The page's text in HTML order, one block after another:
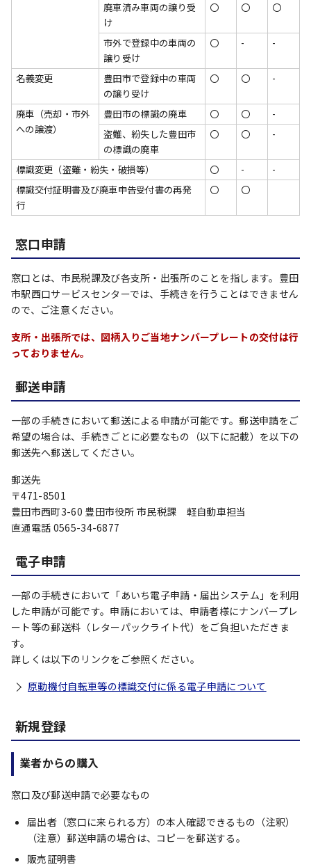
廃車済み車両の譲り受
け
〇 〇 〇
市外で登録中の車両の
譲り受け
〇 - -
名義変更
豊田市で登録中の車両
の譲り受け
〇 〇 -
廃車（売却・市外
への譲渡）
豊田市の標識の廃車 〇 〇
-
盗難、紛失した豊田市
の標識の廃車
〇 〇 -
標識変更（盗難・紛失・破損等） 〇 -
-
標識交付証明書及び廃車申告受付書の再発
行
〇 〇
窓口申請
窓口とは、市民税課及び各支所・出張所のことを指します。豊田
市駅西口サービスセンターでは、手続きを行うことはできません
ので、ご注意ください。
支所・出張所では、図柄入りご当地ナンバープレートの交付は行
っておりません。
郵送申請
一部の手続きにおいて郵送による申請が可能です。郵送申請をご
希望の場合は、手続きごとに必要なもの（以下に記載）を以下の
郵送先へ郵送してください。
郵送先
〒471-8501
豊田市西町3-60 豊田市役所 市民税課 軽自動車担当
直通電話 0565-34-6877
電子申請
一部の手続きにおいて「あいち電子申請・届出システム」を利用
した申請が可能です。申請においては、申請者様にナンバープレ
ート等の郵送料（レターパックライト代）をご負担いただきま
す。
詳しくは以下のリンクをご参照ください。
原動機付自転車等の標識交付に係る電子申請について
新規登録
業者からの購入
窓口及び郵送申請で必要なもの
届出者（窓口に来られる方）の本人確認できるもの（注釈）
（注意）郵送申請の場合は、コピーを郵送する。
販売証明書